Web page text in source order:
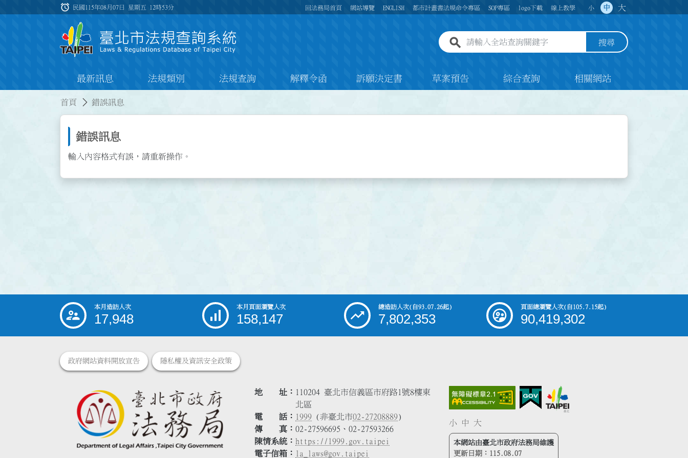
:::
alarm 民國115年08月07日 星期五 12時53分 回法務局首頁 網站導覽 ENGLISH 都市計畫書法規命令專區 SOP專區 logo下載 線上教學 小 中 大
全站查詢關鍵字欄位 搜尋
最新訊息 法規類別 法規查詢 解釋令函 訴願決定書 草案預告 綜合查詢 相關網站
首頁 錯誤訊息
錯誤訊息
輸入內容格式有誤，請重新操作。
::: 本月造訪人次
17,948
本月頁面瀏覽人次
158,147
總造訪人次(自93.07.26起)
7,802,353
頁面總瀏覽人次(自105.7.15起)
90,419,302
政府網站資料開放宣告 隱私權及資訊安全政策
地 址
110204 臺北市信義區市府路1號8樓東
北區
電 話
1999 (非臺北市02-27208889)
傳 真
02-27596695、02-27593266
陳情系統
https://1999.gov.taipei
電子信箱
la_laws@gov.taipei
小 中 大
本網站由臺北市政府法務局維護
更新日期： 115.08.07